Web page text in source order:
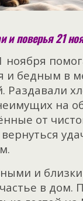
и поверья 21
ноября
бедным в
Раздавали
на
от
и
в дом.